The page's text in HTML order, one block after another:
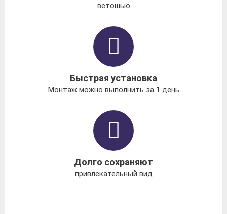
ветошью
Быстрая установка
Монтаж можно выполнить за 1 день
Долго сохраняют
привлекательный вид